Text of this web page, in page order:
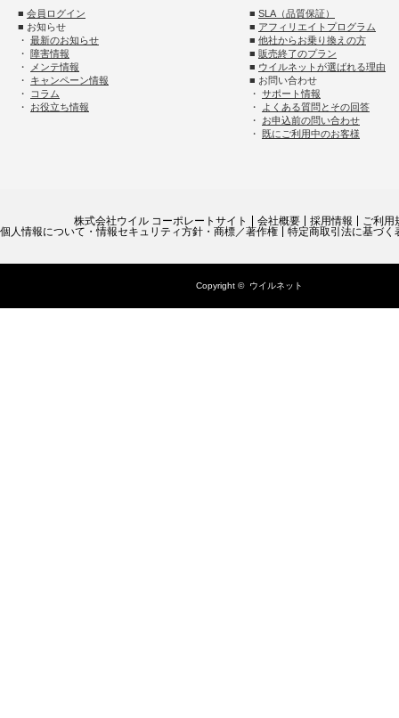
■ 会員ログイン ■ SLA（品質保証）
■ お知らせ
■ アフィリエイトプログラム
・ 最新のお知らせ ■ 他社からお乗り換えの方
・ 障害情報 ■ 販売終了のプラン
・
メンテ情報 ■ ウイルネットが選ばれる理由
・ キャンペーン情報
■ お問い合わせ
・
コラム ・ サポート情報
・ お役立ち情報 ・
よくある質問とその回答
・ お申込前の問い合わせ
・ 既にご利用中のお客様
株式会社ウイル コーポレートサイト 会社概要 採用情報
ご利用
個人情報について・情報セキュリティ方針・商標／著作権
特定商取引法に基づく
Copyright © ウイルネット